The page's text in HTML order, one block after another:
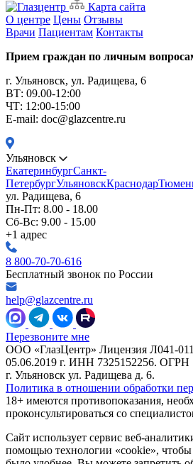
Карта сайта
О центре Цены Отзывы
Врачи Пациентам Контакты
Прием граждан по личным
г. Ульяновск, ул. Радищева, 6
ВТ: 09.00-12:00
ЧТ: 12:00-15:00
E-mail: doc@glazcentre.ru
Ульяновск
ЕкатеринбургСанкт-
ПетербургУльяновскКраснодар
ул. Радищева, 6
Пн-Пт: 8.00 - 18.00
Сб-Вс: 9.00 - 15.00
+1 адрес
8 800-70-70-616
Бесплатный звонок по России
help@glazcentre.ru
Перезвоните мне
ООО «ГлазЦентр» Лицензия Л041-
05.06.2019 г. ИНН 7325152256. ОГРН
г. Ульяновск ул. Радищева д. 6.
Политика в отношении обработки
18+ имеются противопоказания,
проконсультироваться со
Сайт использует сервис веб-
помощью технологии «cookie», чтобы